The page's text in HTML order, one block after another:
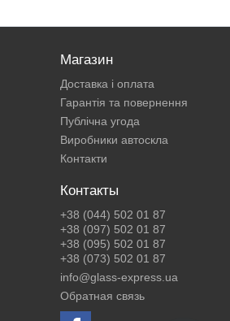
Магазин
Доставка і оплата
Гарантія та повернення
Публічна угода
Виробники автоскла
Контакти
Контакты
+38 (044) 502 01 87
+38 (097) 502 01 87
+38 (095) 502 01 87
+38 (073) 502 01 87
info@glass-express.ua
Обратная связь